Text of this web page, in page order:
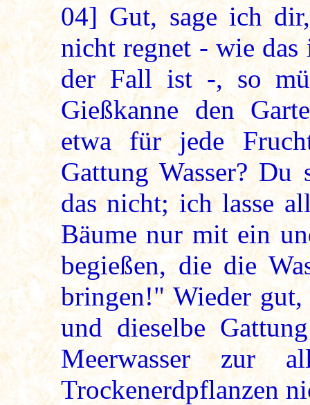
04] Gut, sage ich
nicht regnet - wie das
der Fall ist -, so
Gießkanne den
etwa für jede
Gattung Wasser? Du
das nicht; ich lasse
Bäume nur mit ein
begießen, die die
bringen!" Wieder
und dieselbe
Meerwasser zur
Trockenerdpflanzen